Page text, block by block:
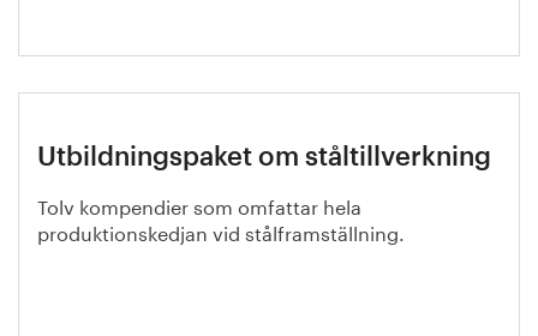
Utbildningspaket om ståltillverkning
Tolv kompendier som omfattar hela
produktionskedjan vid stålframställning.